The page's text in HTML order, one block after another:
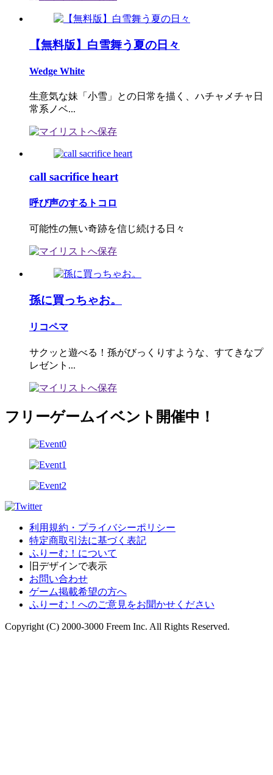
【無料版】白雪舞う夏の日々
Wedge White
生意気な妹「小雪」との日常を描く、ハチャメチャ日
常系ノベ...
call sacrifice heart
呼び声のするトコロ
可能性の無い奇跡を信じ続ける日々
孫に買っちゃお。
リコペマ
サクッと遊べる！孫がびっくりすような、すてきなプ
レゼント...
フリーゲームイベント開催中！
利用規約・プライバシーポリシー
特定商取引法に基づく表記
ふりーむ！について
旧デザインで表示
お問い合わせ
ゲーム掲載希望の方へ
ふりーむ！へのご意見をお聞かせください
Copyright (C) 2000-3000 Freem Inc. All Rights Reserved.